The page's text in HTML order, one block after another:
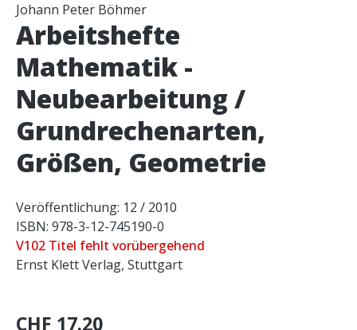
Johann Peter Böhmer
Arbeitshefte
Mathematik -
Neubearbeitung /
Grundrechenarten,
Größen, Geometrie
Veröffentlichung: 12 / 2010
ISBN: 978-3-12-745190-0
V102 Titel fehlt vorübergehend
Ernst Klett Verlag, Stuttgart
CHF 17.20